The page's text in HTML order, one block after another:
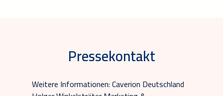
Pressekontakt
Weitere Informationen: Caverion Deutschland